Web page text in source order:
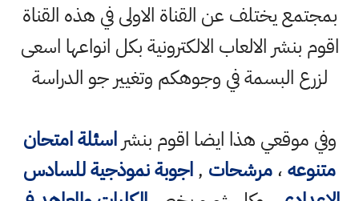
بمجتمع يختلف عن القناة الاولى في هذه القناة
اقوم بنشر الالعاب الالكترونية بكل انواعها اسعى
لزرع البسمة في وجوهكم وتغيير جو الدراسة
وفي موقعي هذا ايضا اقوم بنشراسئلة امتحان
متنوعه،مرشحات ,اجوبة نموذجية للسادس